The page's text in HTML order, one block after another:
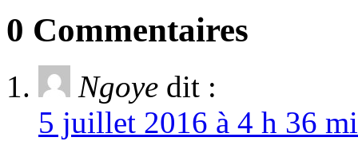
0 Commentaires
Ngoye dit :
5 juillet 2016 à 4 h 36